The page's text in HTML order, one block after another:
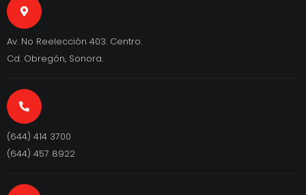
Av. No Reelección 403. Centro.
Cd. Obregón, Sonora.
(644) 414 3700
(644) 457 8922